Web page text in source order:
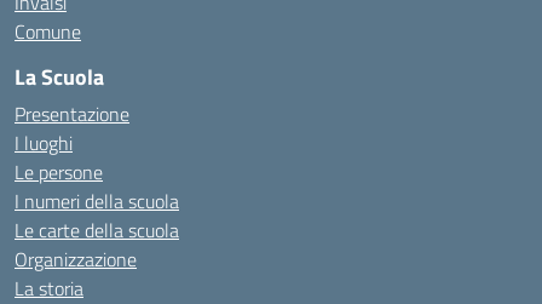
Comune
La Scuola
Presentazione
I luoghi
Le persone
I numeri della scuola
Le carte della scuola
Organizzazione
La storia